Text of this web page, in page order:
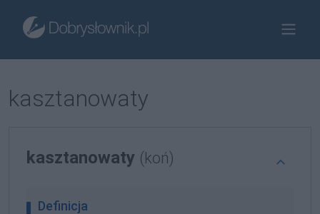
kasztanowaty
kasztanowaty (koń)
Definicja